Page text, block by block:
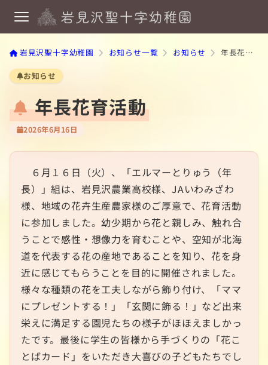
岩見沢聖十字幼稚園 お知らせ一覧 お知らせ 年長花育活動
お知らせ
年長花育活動
2026年6月16日
６月１６日（火）、「エルマーとりゅう（年
長）」組は、岩見沢農業高校様、JAいわみざわ
様、地域の花卉生産農家様のご厚意で、花育活動
に参加しました。幼少期から花と親しみ、触れ合
うことで感性・想像力を育むことや、空知が北海
道を代表する花の産地であることを知り、花を身
近に感じてもらうことを目的に開催されました。
様々な種類の花を工夫しながら飾り付け、「ママ
にプレゼントする！」「玄関に飾る！」など出来
栄えに満足する園児たちの様子がほほえましかっ
たです。最後に学生の皆様から手づくりの「花こ
とばカード」をいただき大喜びの子どもたちでし